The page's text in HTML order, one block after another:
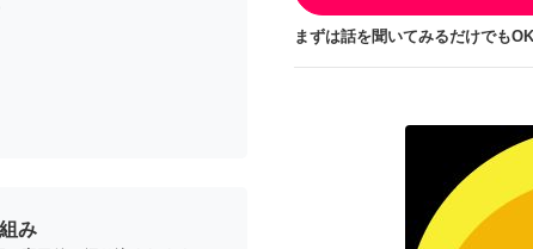
み
まずは話を聞いてみるだけでも